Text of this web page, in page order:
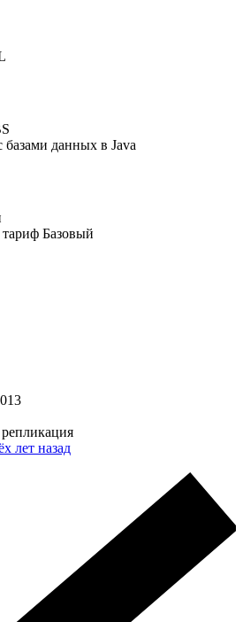
базами данных в Java
тариф Базовый
лет назад